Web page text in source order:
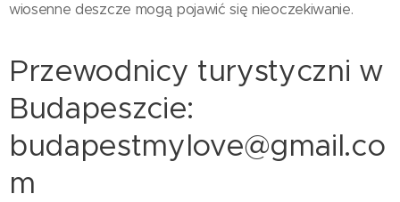
wiosenne deszcze mogą pojawić się nieoczekiwanie.
Przewodnicy turystyczni w
Budapeszcie:
budapestmylove@gmail.co
m